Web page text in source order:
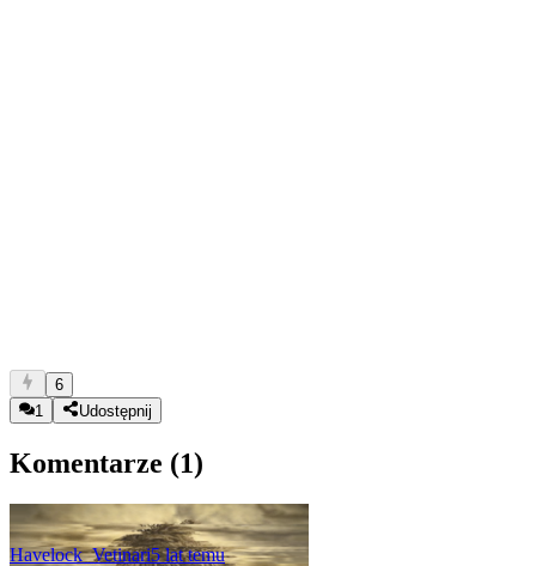
6
1
Udostępnij
Komentarze (1)
Havelock_Vetinari5 lat temu